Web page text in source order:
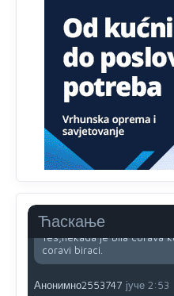
Ћаскање
Анонимно2818605 јуче
11:45
Uvođenje pravila da se
(krstića) kružić ispred
obojiti (popuniti) uvedeno
zahtjeva optičkih skenera.
Анонимно2818605 јуче 11:45
Ovo pravilo jeste unijelo
su u pitanju starije osobe,
Yes,nekada je bila corava
coravi biraci.
Анонимно2553747 јуче 2:53